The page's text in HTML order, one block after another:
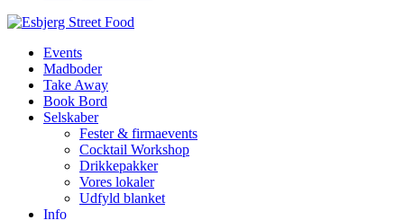
Events
Madboder
Take Away
Book Bord
Selskaber
Fester & firmaevents
Cocktail Workshop
Drikkepakker
Vores lokaler
Udfyld blanket
Info